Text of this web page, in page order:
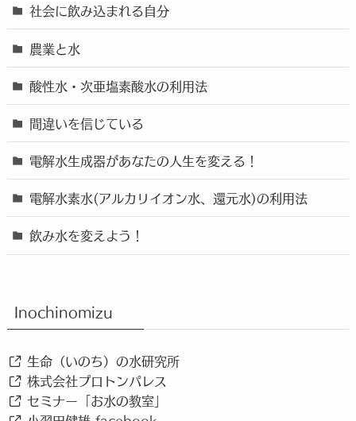
社会に飲み込まれる自分
農業と水
酸性水・次亜塩素酸水の利用法
間違いを信じている
電解水生成器があなたの人生を変える！
電解水素水(アルカリイオン水、還元水)の利用法
飲み水を変えよう！
Inochinomizu
生命（いのち）の水研究所
株式会社プロトンパレス
セミナー「お水の教室」